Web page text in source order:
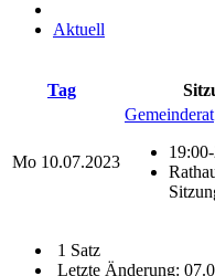
Aktuell
Tag
Mo 10.07.2023
Gemeinderat
1 Satz
Letzte Änderung: